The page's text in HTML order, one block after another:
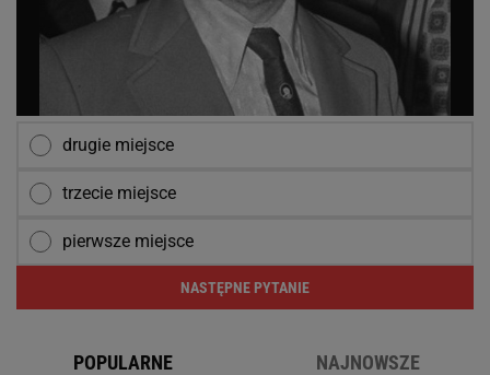
drugie miejsce
trzecie miejsce
pierwsze miejsce
NASTĘPNE PYTANIE
POPULARNE NAJNOWSZE